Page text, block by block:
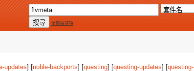
全部搜尋項
updates] [noble-backports] [questing] [questing-updates] [questing-